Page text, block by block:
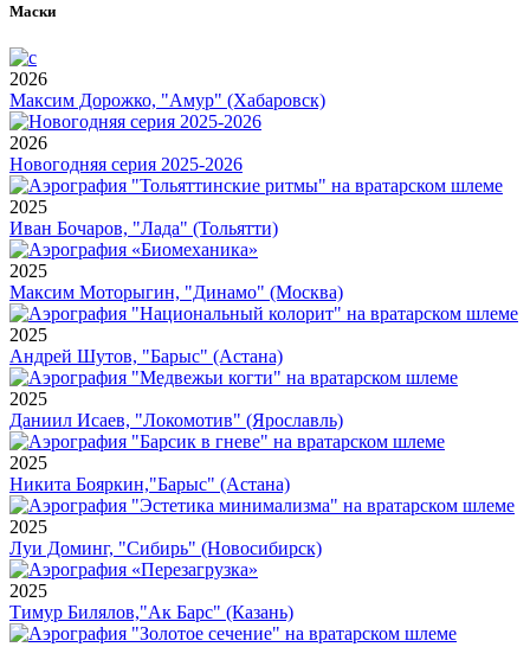
Маски
2026
Максим Дорожко, "Амур" (Хабаровск)
2026
Новогодняя серия 2025-2026
2025
Иван Бочаров, "Лада" (Тольятти)
2025
Максим Моторыгин, "Динамо" (Москва)
2025
Андрей Шутов, "Барыс" (Астана)
2025
Даниил Исаев, "Локомотив" (Ярославль)
2025
Никита Бояркин,"Барыс" (Астана)
2025
Луи Доминг, "Сибирь" (Новосибирск)
2025
Тимур Билялов,"Ак Барс" (Казань)